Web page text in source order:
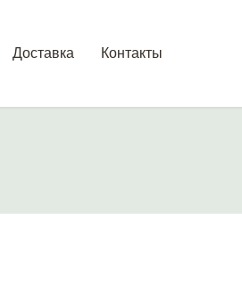
Доставка Контакты